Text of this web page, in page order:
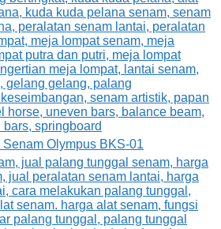
Olympus BKS-01